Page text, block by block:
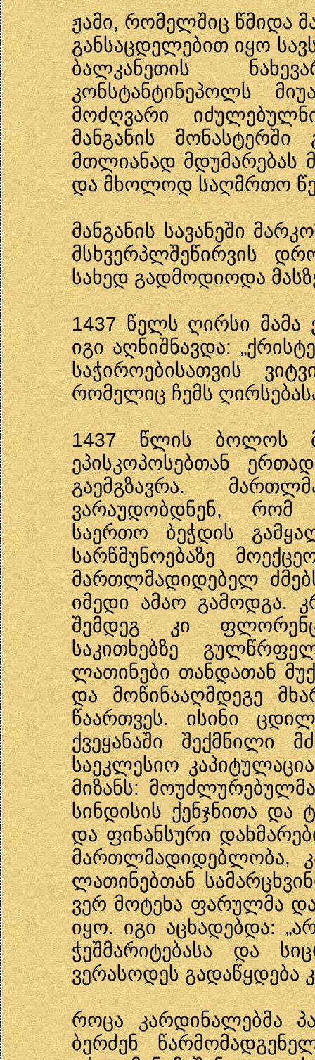
ჟამი, რომელშიც წმიდა
განსაცდელებით იყო
ბალკანეთის
კონსტანტინეპოლს
მოძღვარი
მანგანის
მთლიანად მდუმარებას
და მხოლოდ საღმრთო
მანგანის სავანეში
მსხვერპლშეწირვის
სახედ გადმოდიოდა
1437 წელს ღირსი
იგი აღნიშნავდა:
საჭიროებისათვის
რომელიც ჩემს
1437 წლის ბოლოს
ეპისკოპოსებთან
გაემგზავრა.
ვარაუდობდნენ, რომ
საერთო ბეჭდის
სარწმუნოებაზე
მართლმადიდებელ
იმედი ამაო გამოდგა.
შემდეგ კი
საკითხებზე
ლათინები თანდათან
და მოწინააღმდეგე
წაართვეს. ისინი
ქვეყანაში შექმნილი
საეკლესიო
მიზანს:
სინდისის ქენჯნითა და
და ფინანსური
მართლმადიდებლობა,
ლათინებთან
ვერ მოტეხა ფარულმა
იყო. იგი აცხადებდა:
ჭეშმარიტებასა და
ვერასოდეს გადაწყდება
როცა კარდინალებმა
ბერძენ